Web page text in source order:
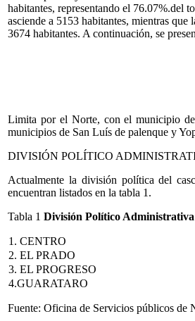
habitantes, representando el 76.07%.del
asciende a 5153 habitantes, mientras
3674 habitantes. A continuación, se
Limita por el Norte, con el municipio
municipios de San Luís de palenque y
DIVISIÓN POLÍTICO
Actualmente la división política del
encuentran listados en la tabla 1.
Tabla 1 División Político
1. CENTRO
2. EL PRADO
3. EL PROGRESO
4.GUARATARO
Fuente: Oficina de Servicios públicos de